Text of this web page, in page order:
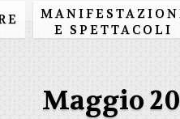
E SPETTACOLI
Maggio